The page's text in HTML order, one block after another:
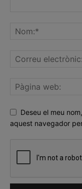
Deseu el meu
aquest navegador